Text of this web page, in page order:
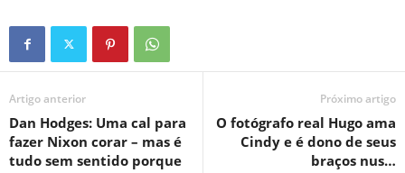
Artigo anterior
Dan Hodges: Uma cal para
fazer Nixon corar – mas é
tudo sem sentido porque
Próximo artigo
O fotógrafo real Hugo ama
Cindy e é dono de seus
braços nus…